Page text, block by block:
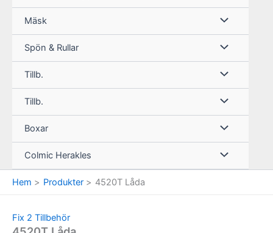
Mäsk
Spön & Rullar
Tillb.
Tillb.
Boxar
Colmic Herakles
Hem Produkter 4520T Låda
Fix 2 Tillbehör